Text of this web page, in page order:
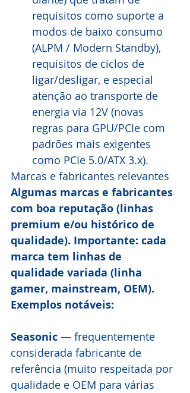
requisitos como suporte a
modos de baixo consumo
(ALPM / Modern Standby),
requisitos de ciclos de
ligar/desligar, e especial
atenção ao transporte de
energia via 12V (novas
regras para GPU/PCIe com
padrões mais exigentes
como PCIe 5.0/ATX 3.x).
Marcas e fabricantes relevantes
Algumas marcas e fabricantes
com boa reputação (linhas
premium e/ou histórico de
qualidade). Importante: cada
marca tem linhas de
qualidade variada (linha
gamer, mainstream, OEM).
Exemplos notáveis:
Seasonic — frequentemente
considerada fabricante de
referência (muito respeitada por
qualidade e OEM para várias